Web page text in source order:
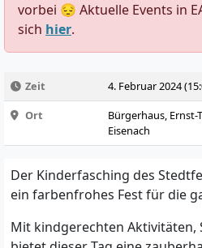
vorbei 😔 Aktuelle Events in
sich hier.
Zeit
4. Februar 2024
Ort
Bürgerhaus, Ernst-
Eisenach
Der Kinderfasching des
ein farbenfrohes Fest für die
Mit kindgerechten Aktivitäten,